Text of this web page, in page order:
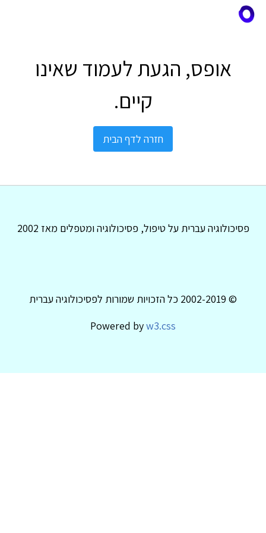
אופס, הגעת לעמוד שאינו
קיים.
חזרה לדף הבית
פסיכולוגיה עברית על טיפול, פסיכולוגיה ומטפלים מאז 2002
© 2002-2019 כל הזכויות שמורות לפסיכולוגיה עברית
Powered byw3.css